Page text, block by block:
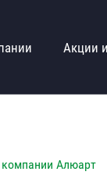
Акции
компании Алюарт